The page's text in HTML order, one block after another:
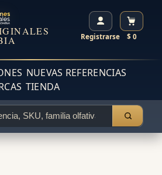
Registrarse $ 0
NUEVAS REFERENCIAS
TIENDA